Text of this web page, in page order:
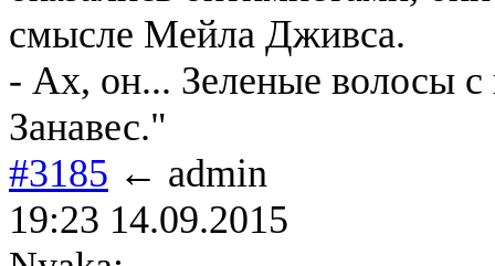
смысле Мейла Дживса.
- Ах, он... Зеленые волосы с
Занавес."
#3185 ← admin
19:23 14.09.2015